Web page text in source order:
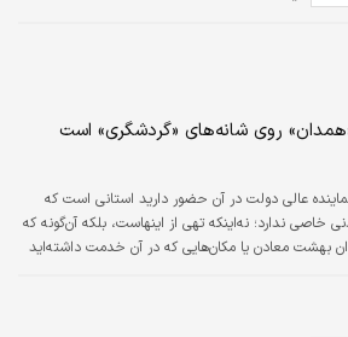
«همدان» روی شانه‌‌‌‌های «گردشگری» است
عالی دولت در آن حضور دارید استانی است که
ندارد؛ نه‌اینکه تهی از اینهاست، بلکه آن‌گونه که
بهشت معادن یا مکان‌‌‌‌هایی که در آن خدمت داشته‌‌‌‌اید